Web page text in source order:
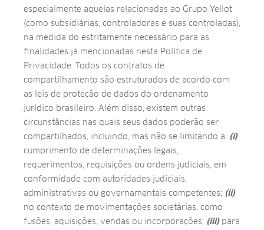
especialmente aquelas relacionadas ao Grupo Yellot
(como subsidiárias, controladoras e suas controladas),
na medida do estritamente necessário para as
finalidades já mencionadas nesta Política de
Privacidade. Todos os contratos de
compartilhamento são estruturados de acordo com
as leis de proteção de dados do ordenamento
jurídico brasileiro. Além disso, existem outras
circunstâncias nas quais seus dados poderão ser
compartilhados, incluindo, mas não se limitando a: (i)
cumprimento de determinações legais,
requerimentos, requisições ou ordens judiciais, em
conformidade com autoridades judiciais,
administrativas ou governamentais competentes; (ii)
no contexto de movimentações societárias, como
fusões, aquisições, vendas ou incorporações; (iii)para